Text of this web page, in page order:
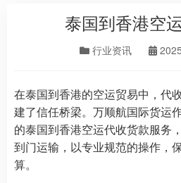
泰国到香港空
行业资讯
在泰国到香港的空运贸易中，代
建了信任桥梁。万顺航国际货运
的泰国到香港空运代收货款服务
到门运输，以专业规范的操作，
算。